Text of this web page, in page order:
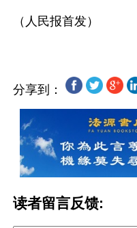
分享到：
读者留言反馈: